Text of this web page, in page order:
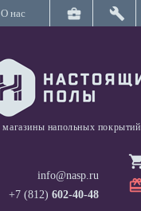
О нас business_center build
магазины напольных покрытий
info@nasp.ru
+7 (812) 602-40-48